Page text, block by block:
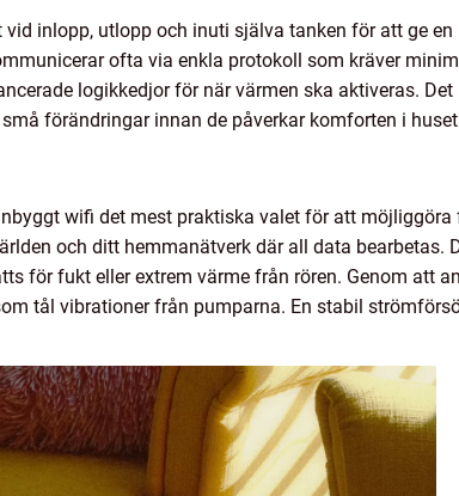
inlopp, utlopp och inuti själva tanken för att ge
ofta via enkla protokoll som kräver
logikkedjor för när värmen ska aktiveras.
förändringar innan de påverkar komforten i
wifi det mest praktiska valet för att
och ditt hemmanätverk där all data bearbetas.
för fukt eller extrem värme från rören. Genom att
tål vibrationer från pumparna. En stabil